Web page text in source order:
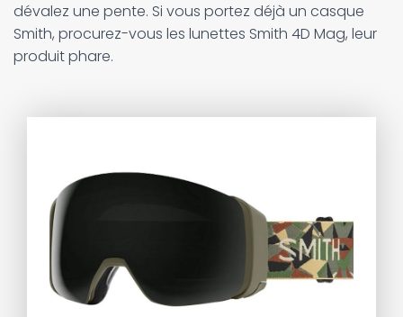
dévalez une pente. Si vous portez déjà un casque
Smith, procurez-vous les lunettes Smith 4D Mag, leur
produit phare.